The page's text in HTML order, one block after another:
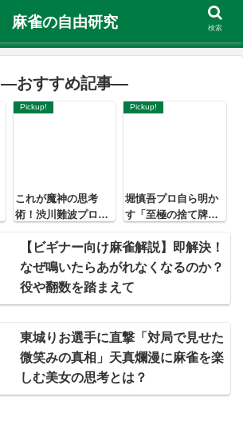
―おすすめ記事―
Pickup!
これが魔神の思考
術！渋川難波プロが
めのバランス感覚」
Pickup!
堀慎吾プロ自ら明か
す「至極の捨て牌読
【ビギナー向け麻雀解説】即解決！
なぜ鳴いたらあがれなくなるのか？
役や翻数を踏まえて
東城りお選手に直撃「対局で見せた
微笑みの真相」天真爛漫に麻雀を楽
しむ美女の思考とは？
麻雀の自由研究 検索